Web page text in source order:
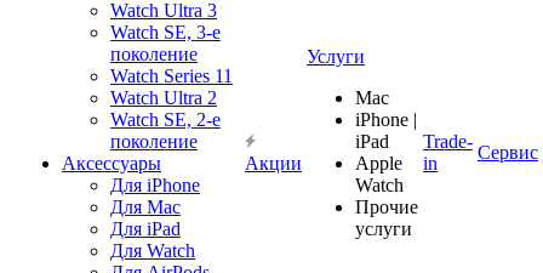
Watch Ultra 3
Watch SE, 3-е
поколение
Watch Series 11
Watch Ultra 2
Watch SE, 2-е
поколение
Аксессуары
Для iPhone
Для Mac
Для iPad
Для Watch
Акции
Услуги
Mac
iPhone |
iPad
Apple
Watch
Прочие
услуги
Trade-
in
Сервис